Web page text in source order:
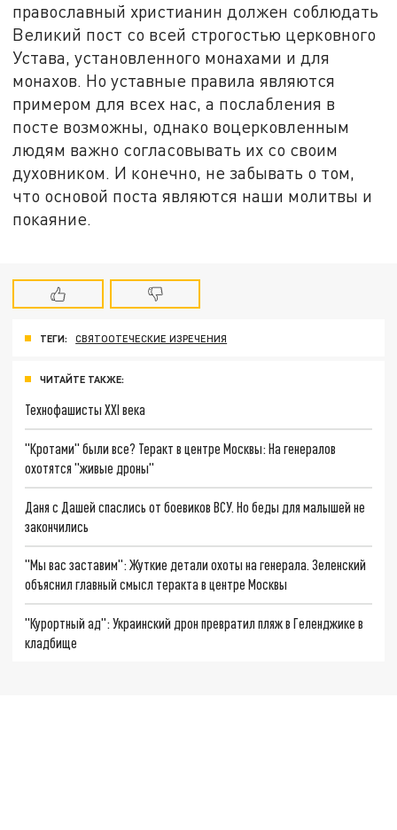
православный христианин должен соблюдать
Великий пост со всей строгостью церковного
Устава, установленного монахами и для
монахов. Но уставные правила являются
примером для всех нас, а послабления в
посте возможны, однако воцерковленным
людям важно согласовывать их со своим
духовником. И конечно, не забывать о том,
что основой поста являются наши молитвы и
покаяние.
ТЕГИ: СВЯТООТЕЧЕСКИЕ ИЗРЕЧЕНИЯ
ЧИТАЙТЕ ТАКЖЕ:
Технофашисты XXI века
"Кротами" были все? Теракт в центре Москвы: На генералов
охотятся "живые дроны"
Даня с Дашей спаслись от боевиков ВСУ. Но беды для малышей не
закончились
"Мы вас заставим": Жуткие детали охоты на генерала. Зеленский
объяснил главный смысл теракта в центре Москвы
"Курортный ад": Украинский дрон превратил пляж в Геленджике в
кладбище